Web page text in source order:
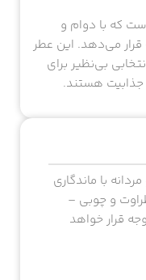
که با دوام و
قرار می‌دهد. این عطر
بی‌نظیر برای
جذابیت هستند.
با ماندگاری
و چوبی –
قرار خواهد